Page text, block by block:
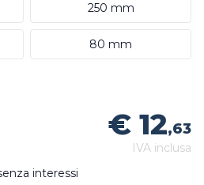
250 mm
80 mm
€ 12,63
IVA inclusa
interessi